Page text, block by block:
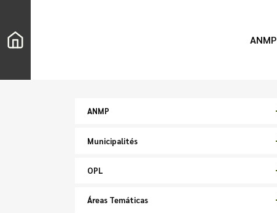
ANMP
ANMP
Municipalités
OPL
Áreas Temáticas